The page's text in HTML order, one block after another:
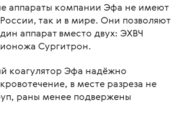
аппараты компании Эфа не имеют
так и в мире. Они позволяют
аппарат вместо двух: ЭХВЧ
Сургитрон.
коагулятор Эфа надёжно
в месте разреза не
раны менее подвержены